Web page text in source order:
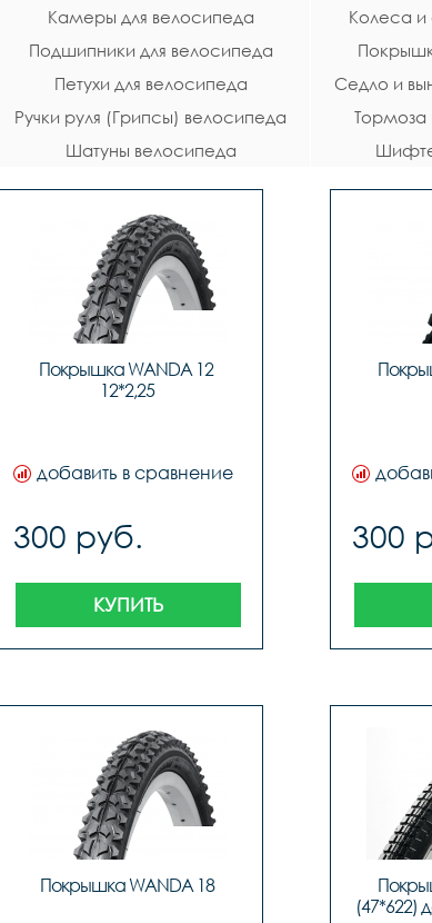
Камеры для велосипеда
Колеса и
Подшипники для велосипеда
Петухи для велосипеда
Седло и
Ручки руля (Грипсы) велосипеда
Шатуны велосипеда
Покрышка WANDA 12
12*2,25
добавить в сравнение
300 руб.
КУПИТЬ
300
Покрышка WANDA 18
(47*622)